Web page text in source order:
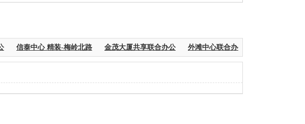
信泰中心 精装-梅岭北路 金茂大厦共享联合办公 外滩中心联合办公黄浦